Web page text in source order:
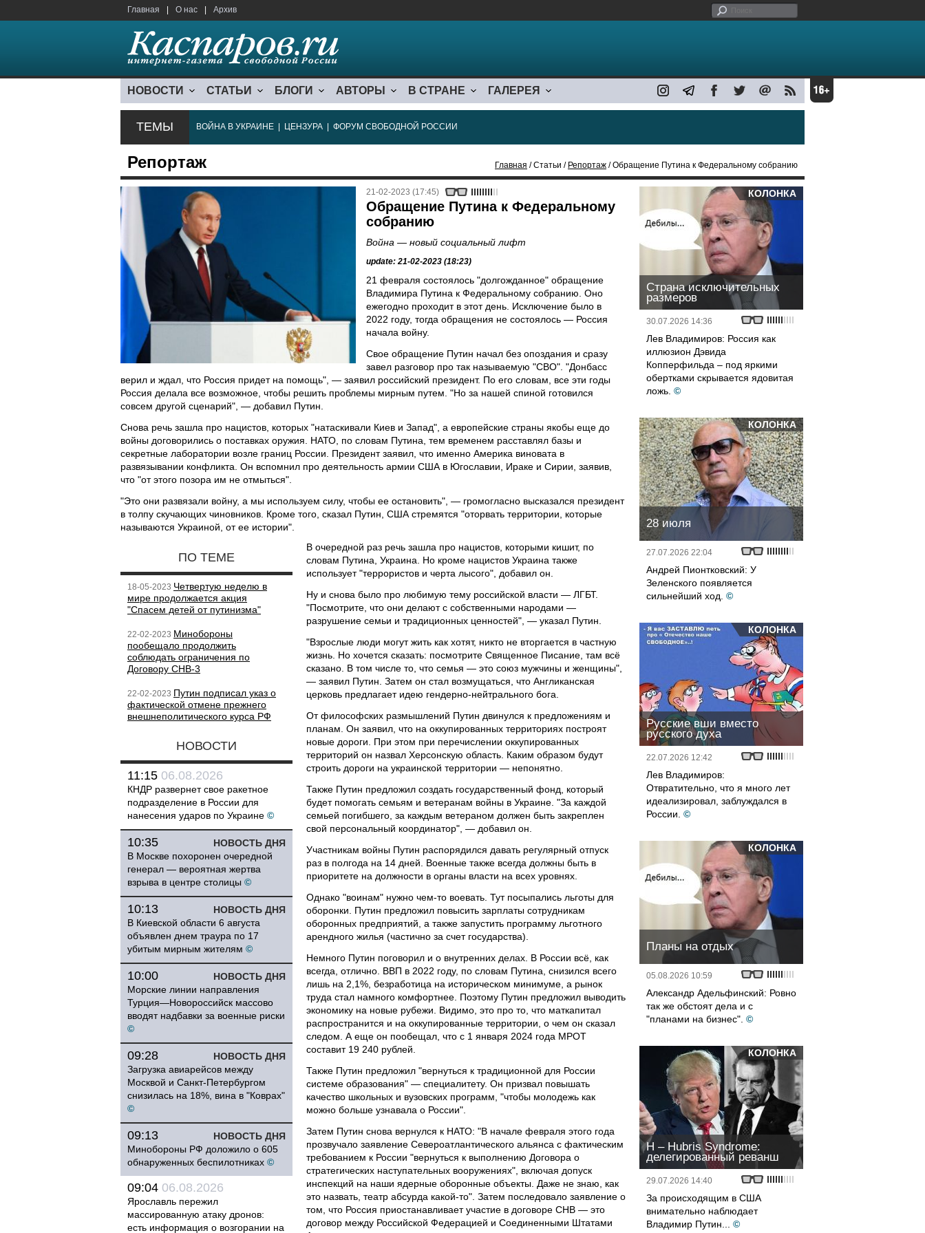
Главная О нас Архив
НОВОСТИ СТАТЬИ БЛОГИ АВТОРЫ В СТРАНЕ ГАЛЕРЕЯ
ТЕМЫ ВОЙНА В УКРАИНЕ ЦЕНЗУРА ФОРУМ СВОБОДНОЙ РОССИИ
Репортаж Главная / Статьи / Репортаж / Обращение Путина к Федеральному собранию
21-02-2023 (17:45)
Обращение Путина к Федеральному
собранию
Война — новый социальный лифт
update: 21-02-2023 (18:23)
21 февраля состоялось "долгожданное" обращение
Владимира Путина к Федеральному собранию. Оно
ежегодно проходит в этот день. Исключение было в
2022 году, тогда обращения не состоялось — Россия
начала войну.
Свое обращение Путин начал без опоздания и сразу
завел разговор про так называемую "СВО". "Донбасс
верил и ждал, что Россия придет на помощь", — заявил российский президент. По его словам, все эти годы
Россия делала все возможное, чтобы решить проблемы мирным путем. "Но за нашей спиной готовился
совсем другой сценарий", — добавил Путин.
Снова речь зашла про нацистов, которых "натаскивали Киев и Запад", а европейские страны якобы еще до
войны договорились о поставках оружия. НАТО, по словам Путина, тем временем расставлял базы и
секретные лаборатории возле границ России. Президент заявил, что именно Америка виновата в
развязывании конфликта. Он вспомнил про деятельность армии США в Югославии, Ираке и Сирии, заявив,
что "от этого позора им не отмыться".
"Это они развязали войну, а мы используем силу, чтобы ее остановить", — громогласно высказался президент
в толпу скучающих чиновников. Кроме того, сказал Путин, США стремятся "оторвать территории, которые
называются Украиной, от ее истории".
ПО ТЕМЕ
18-05-2023 Четвертую неделю в
мире продолжается акция
"Спасем детей от путинизма"
22-02-2023 Минобороны
пообещало продолжить
соблюдать ограничения по
Договору СНВ-3
22-02-2023 Путин подписал указ о
фактической отмене прежнего
внешнеполитического курса РФ
НОВОСТИ
11:15 06.08.2026
КНДР развернет свое ракетное
подразделение в России для
нанесения ударов по Украине ©
НОВОСТЬ ДНЯ
10:35
В Москве похоронен очередной
генерал — вероятная жертва
взрыва в центре столицы ©
НОВОСТЬ ДНЯ
10:13
В Киевской области 6 августа
объявлен днем траура по 17
убитым мирным жителям ©
НОВОСТЬ ДНЯ
10:00
Морские линии направления
Турция—Новороссийск массово
вводят надбавки за военные риски
©
НОВОСТЬ ДНЯ
09:28
Загрузка авиарейсов между
Москвой и Санкт-Петербургом
снизилась на 18%, вина в "Коврах"
©
НОВОСТЬ ДНЯ
09:13
Минобороны РФ доложило о 605
обнаруженных беспилотниках ©
09:04 06.08.2026
Ярославль пережил
массированную атаку дронов:
есть информация о возгорании на
В очередной раз речь зашла про нацистов, которыми кишит, по
словам Путина, Украина. Но кроме нацистов Украина также
использует "террористов и черта лысого", добавил он.
Ну и снова было про любимую тему российской власти — ЛГБТ.
"Посмотрите, что они делают с собственными народами —
разрушение семьи и традиционных ценностей", — указал Путин.
"Взрослые люди могут жить как хотят, никто не вторгается в частную
жизнь. Но хочется сказать: посмотрите Священное Писание, там всё
сказано. В том числе то, что семья — это союз мужчины и женщины",
— заявил Путин. Затем он стал возмущаться, что Англиканская
церковь предлагает идею гендерно-нейтрального бога.
От философских размышлений Путин двинулся к предложениям и
планам. Он заявил, что на оккупированных территориях построят
новые дороги. При этом при перечислении оккупированных
территорий он назвал Херсонскую область. Каким образом будут
строить дороги на украинской территории — непонятно.
Также Путин предложил создать государственный фонд, который
будет помогать семьям и ветеранам войны в Украине. "За каждой
семьей погибшего, за каждым ветераном должен быть закреплен
свой персональный координатор", — добавил он.
Участникам войны Путин распорядился давать регулярный отпуск
раз в полгода на 14 дней. Военные также всегда должны быть в
приоритете на должности в органы власти на всех уровнях.
Однако "воинам" нужно чем-то воевать. Тут посыпались льготы для
оборонки. Путин предложил повысить зарплаты сотрудникам
оборонных предприятий, а также запустить программу льготного
арендного жилья (частично за счет государства).
Немного Путин поговорил и о внутренних делах. В России всё, как
всегда, отлично. ВВП в 2022 году, по словам Путина, снизился всего
лишь на 2,1%, безработица на историческом минимуме, а рынок
труда стал намного комфортнее. Поэтому Путин предложил выводить
экономику на новые рубежи. Видимо, это про то, что маткапитал
распространится и на оккупированные территории, о чем он сказал
следом. А еще он пообещал, что с 1 января 2024 года МРОТ
составит 19 240 рублей.
Также Путин предложил "вернуться к традиционной для России
системе образования" — специалитету. Он призвал повышать
качество школьных и вузовских программ, "чтобы молодежь как
можно больше узнавала о России".
Затем Путин снова вернулся к НАТО: "В начале февраля этого года
прозвучало заявление Североатлантического альянса с фактическим
требованием к России "вернуться к выполнению Договора о
стратегических наступательных вооружениях", включая допуск
инспекций на наши ядерные оборонные объекты. Даже не знаю, как
это назвать, театр абсурда какой-то". Затем последовало заявление о
том, что Россия приостанавливает участие в договоре СНВ — это
договор между Российской Федерацией и Соединенными Штатами
КОЛОНКА
Страна исключительных
размеров
30.07.2026 14:36
Лев Владимиров: Россия как
иллюзион Дэвида
Копперфильда – под яркими
обертками скрывается ядовитая
ложь. ©
КОЛОНКА
28 июля
27.07.2026 22:04
Андрей Пионтковский: У
Зеленского появляется
сильнейший ход. ©
КОЛОНКА
Русские вши вместо
русского духа
22.07.2026 12:42
Лев Владимиров:
Отвратительно, что я много лет
идеализировал, заблуждался в
России. ©
КОЛОНКА
Планы на отдых
05.08.2026 10:59
Александр Адельфинский: Ровно
так же обстоят дела и с
"планами на бизнес". ©
КОЛОНКА
H – Hubris Syndrome:
делегированный реванш
29.07.2026 14:40
За происходящим в США
внимательно наблюдает
Владимир Путин...
©